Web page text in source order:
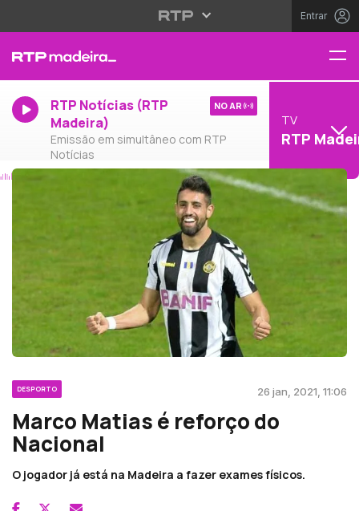
Entrar
RTP Notícias (RTP
Madeira)
Emissão em simultâneo com RTP
Notícias
NO AR
TV
RTP
DESPORTO 26 jan, 2021, 11:06
Marco Matias é reforço do
Nacional
O jogador já está na Madeira a fazer exames físicos.